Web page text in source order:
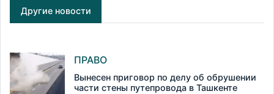
Другие новости
ПРАВО
Вынесен приговор по делу об обрушении
части стены путепровода в Ташкенте